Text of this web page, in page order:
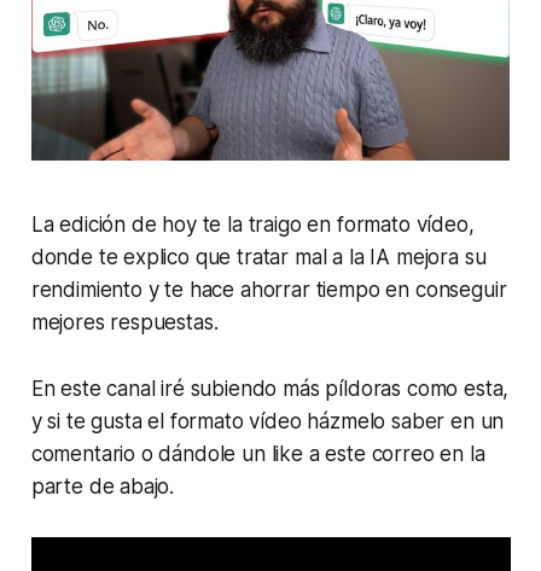
La edición de hoy te la traigo en formato vídeo,
donde te explico que tratar mal a la IA mejora su
rendimiento y te hace ahorrar tiempo en conseguir
mejores respuestas.
En este canal iré subiendo más píldoras como esta,
y si te gusta el formato vídeo házmelo saber en un
comentario o dándole un like a este correo en la
parte de abajo.